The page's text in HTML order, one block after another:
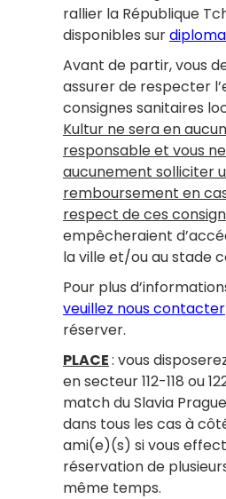
rallier la République
disponibles sur
Avant de partir, vous
assurer de respecter
consignes sanitaires
Kultur ne sera en
responsable et vous
aucunement solliciter
remboursement en
respect de ces
empêcheraient
la ville et/ou au stade
Pour plus
veuillez nous contacter
réserver.
PLACE: vous
en secteur 112-118 ou
match du Slavia
dans tous les cas à
ami(e)(s) si vous
réservation de
même temps.